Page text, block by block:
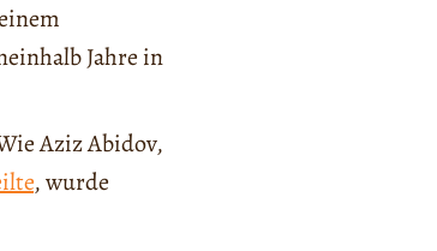
Jahre in
Aziz Abidov,
, wurde